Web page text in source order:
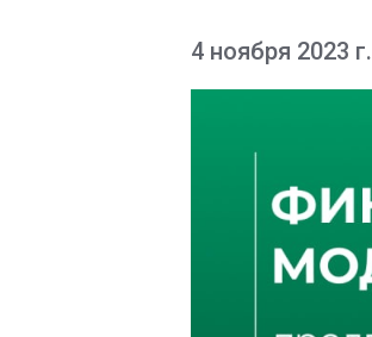
4 ноября 2023 г.